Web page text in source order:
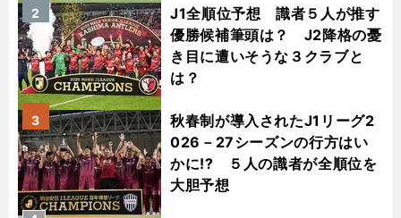
J1全順位予想 識者５人が推す
優勝候補筆頭は？ J2降格の憂
き目に遭いそうな３クラブと
は？
2
秋春制が導入されたJ1リーグ2
026－27シーズンの行方はい
かに!? ５人の識者が全順位を
大胆予想
3